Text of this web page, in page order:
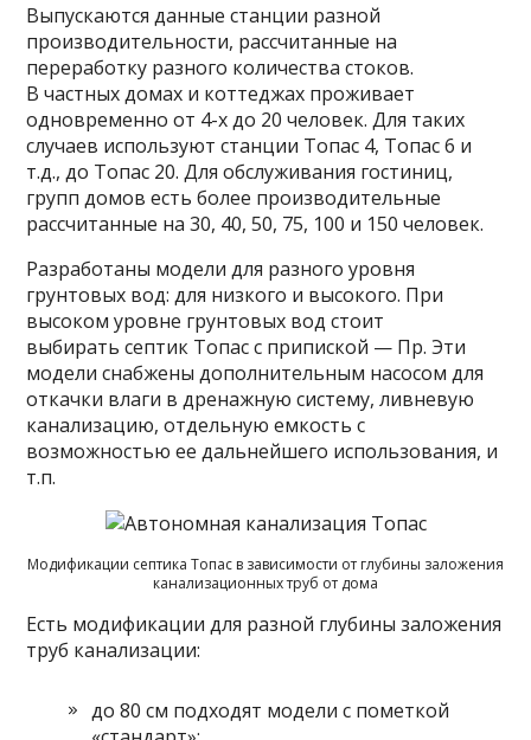
Выпускаются данные станции разной
производительности, рассчитанные на
переработку разного количества стоков.
В частных домах и коттеджах проживает
одновременно от 4-х до 20 человек. Для таких
случаев используют станции Топас 4, Топас 6 и
т.д., до Топас 20. Для обслуживания гостиниц,
групп домов есть более производительные
рассчитанные на 30, 40, 50, 75, 100 и 150 человек.
Разработаны модели для разного уровня
грунтовых вод: для низкого и высокого. При
высоком уровне грунтовых вод стоит
выбирать септик Топас с припиской — Пр. Эти
модели снабжены дополнительным насосом для
откачки влаги в дренажную систему, ливневую
канализацию, отдельную емкость с
возможностью ее дальнейшего использования, и
т.п.
Модификации септика Топас в зависимости от глубины заложения
канализационных труб от дома
Есть модификации для разной глубины заложения
труб канализации:
до 80 см подходят модели с пометкой